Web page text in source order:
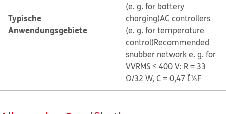
Typische
Anwendungsgebiete
(e. g. for battery
charging)AC controllers
(e. g. for temperature
control)Recommended
snubber network e. g. for
VVRMS ≤ 400 V: R = 33
Ω/32 W, C = 0,47 Î¼F